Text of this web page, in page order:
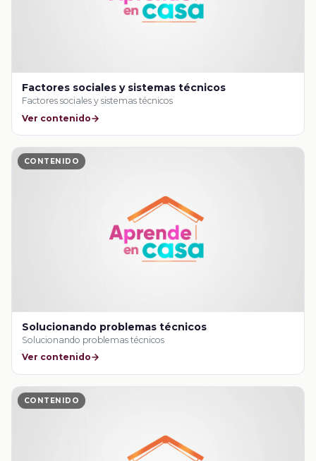
Factores sociales y sistemas técnicos
Factores sociales y sistemas técnicos
Ver contenido
CONTENIDO
Solucionando problemas técnicos
Solucionando problemas técnicos
Ver contenido
CONTENIDO